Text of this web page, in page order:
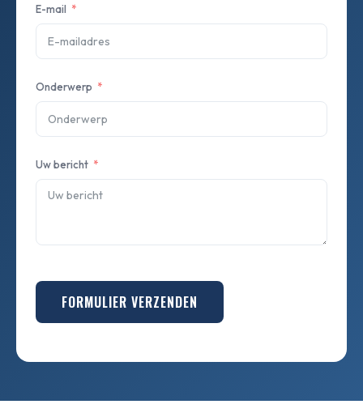
E-mail
Onderwerp
Uw bericht
FORMULIER VERZENDEN